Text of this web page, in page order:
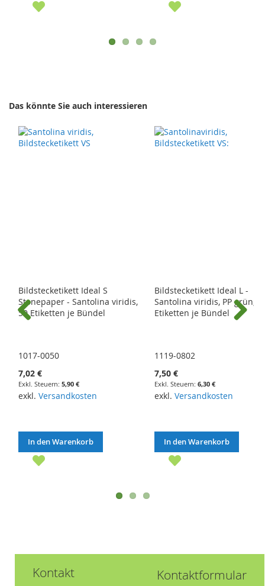
Das könnte Sie auch interessieren
Bildstecketikett Ideal S
Stonepaper - Santolina viridis,
50 Etiketten je Bündel
1017-0050
7,02 €
5,90 €
exkl. Versandkosten
In den Warenkorb
Bildstecketikett Ideal L -
Santolina viridis, PP grün,
Etiketten je Bündel
1119-0802
7,50 €
6,30 €
exkl. Versandkosten
In den Warenkorb
Kontakt Kontaktformular